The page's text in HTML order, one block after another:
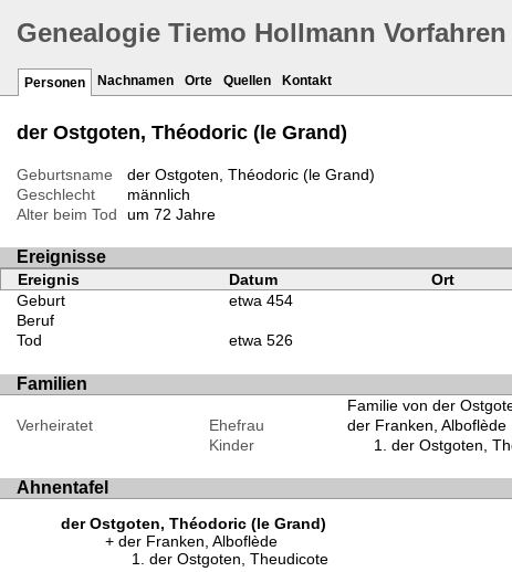
Genealogie Tiemo Hollmann Vorfahren
Personen Nachnamen Orte Quellen Kontakt
der Ostgoten, Théodoric (le Grand)
Geburtsname
der Ostgoten, Théodoric (le Grand)
Geschlecht
männlich
Alter beim Tod
um 72 Jahre
Ereignisse
Ereignis Datum Ort
Geburt
etwa 454
Beruf
Tod
etwa 526
Familien
Familie von der
Verheiratet
Ehefrau
der Franken, Alboflède
Kinder
der Ostgoten,
Ahnentafel
der Ostgoten, Théodoric (le Grand)
der Franken, Alboflède
der Ostgoten, Theudicote